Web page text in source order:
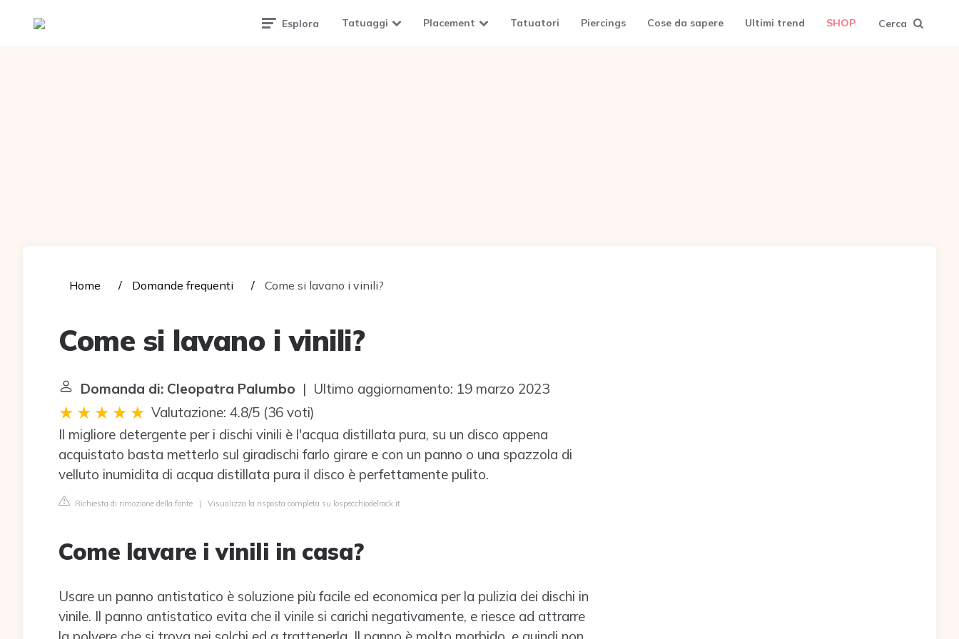
Tattoomuse.it Esplora Tatuaggi Placement Tatuatori Piercings Cose da sapere Ultimi trend SHOP Cerca
Home Domande frequenti Come si lavano i vinili?
Come si lavano i vinili?
Domanda di: Cleopatra Palumbo | Ultimo aggiornamento: 19 marzo 2023
Valutazione: 4.8/5 (36 voti)
Il migliore detergente per i dischi vinili è l'acqua distillata pura, su un disco appena
acquistato basta metterlo sul giradischi farlo girare e con un panno o una spazzola di
velluto inumidita di acqua distillata pura il disco è perfettamente pulito.
Richiesta di rimozione della fonte | Visualizza la risposta completa su lospecchiodelrock.it
Come lavare i vinili in casa?
Usare un panno antistatico è soluzione più facile ed economica per la pulizia dei dischi in
vinile. Il panno antistatico evita che il vinile si carichi negativamente, e riesce ad attrarre